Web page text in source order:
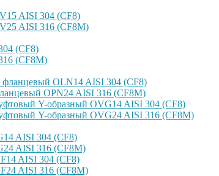
AISI 304 (CF8)
AISI 316 (CF8M)
(CF8)
(CF8M)
OLN14 AISI 304 (CF8)
OPN24 AISI 316 (CF8M)
Y-образный OVG14 AISI 304 (CF8)
Y-образный OVG24 AISI 316 (CF8М)
AISI 304 (CF8)
AISI 316 (CF8M)
AISI 304 (CF8)
AISI 316 (CF8M)